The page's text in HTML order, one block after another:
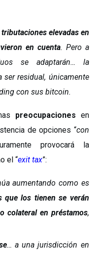
tributaciones elevadas en
en cuenta. Pero a
se adaptarán… la
ser residual, únicamente
con sus bitcoin.
preocupaciones en
de opciones “con
provocará la
el “exit tax”:
aumentando como es
que los tienen se verán
colateral en préstamos,
… a una jurisdicción en